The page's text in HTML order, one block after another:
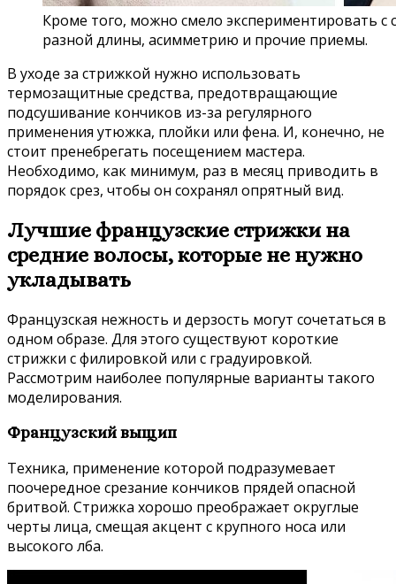
Кроме того, можно смело экспериментировать с
разной длины, асимметрию и прочие приемы.
В уходе за стрижкой нужно использовать
термозащитные средства, предотвращающие
подсушивание кончиков из-за регулярного
применения утюжка, плойки или фена. И, конечно, не
стоит пренебрегать посещением мастера.
Необходимо, как минимум, раз в месяц приводить в
порядок срез, чтобы он сохранял опрятный вид.
Лучшие французские стрижки на
средние волосы, которые не нужно
укладывать
Французская нежность и дерзость могут сочетаться в
одном образе. Для этого существуют короткие
стрижки с филировкой или с градуировкой.
Рассмотрим наиболее популярные варианты такого
моделирования.
Французский выщип
Техника, применение которой подразумевает
поочередное срезание кончиков прядей опасной
бритвой. Стрижка хорошо преображает округлые
черты лица, смещая акцент с крупного носа или
высокого лба.